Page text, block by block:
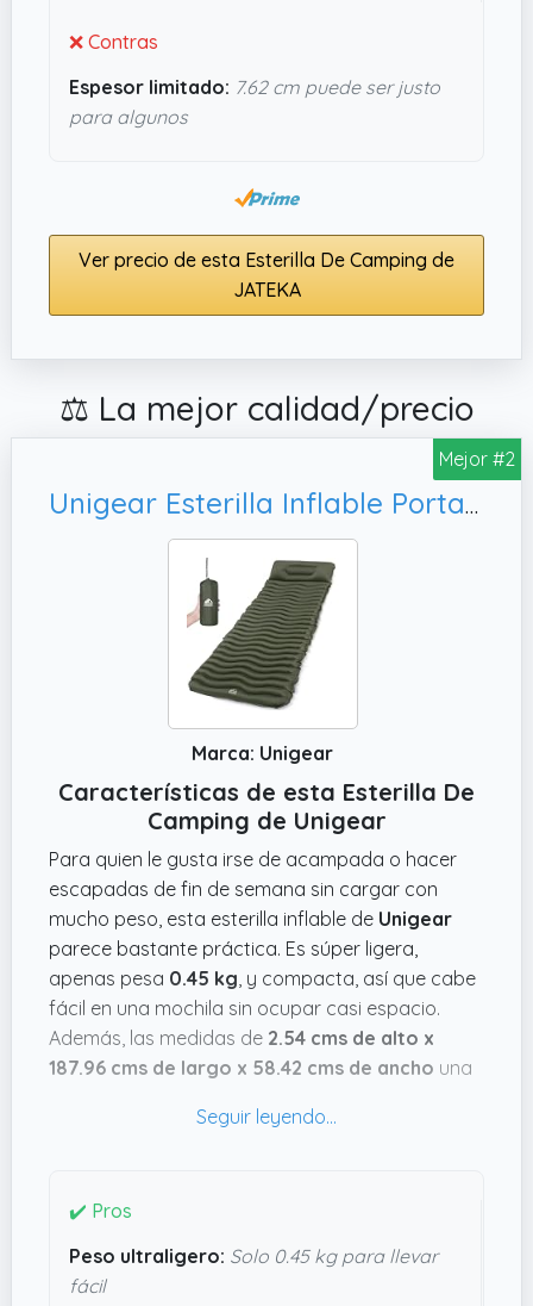
❌ Contras
Espesor limitado: 7.62 cm puede ser justo
para algunos
Ver precio de esta Esterilla De Camping de
JATEKA
⚖️ La mejor calidad/precio
Mejor #2
Unigear Esterilla Inflable Portatíl Colchón de Aire para Camping Acampa Colchones Hinchable Utraligero y Resistente Cama Colchoneta de Dormir al Aire Libre Viaje Playa
Marca: Unigear
Características de esta Esterilla De
Camping de Unigear
Para quien le gusta irse de acampada o hacer
escapadas de fin de semana sin cargar con
mucho peso, esta esterilla inflable de Unigear
parece bastante práctica. Es súper ligera,
apenas pesa 0.45 kg , y compacta, así que cabe
fácil en una mochila sin ocupar casi espacio.
Además, las medidas de 2.54 cms de alto x
187.96 cms de largo x 58.42 cms de ancho una
cualquiera, y el colorverde oscuro
aire que promete que no te hundas ni aunque te
des vueltas durmiendo, y el inflado se hace
rapidísimo gracias a las válvulas unidireccionales;
✔️ Pros
Peso ultraligero: Solo 0.45 kg para llevar
fácil